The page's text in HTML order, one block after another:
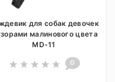
для собак девочек
малинового цвета
MD-11
0